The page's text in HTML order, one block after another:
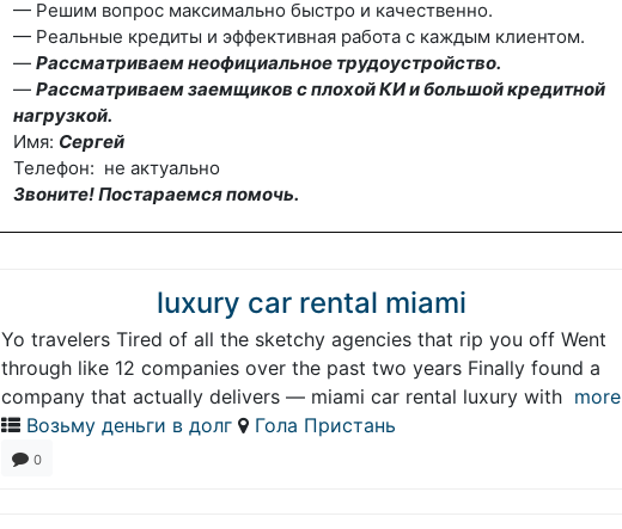
— Решим вопрос максимально быстро и качественно.
— Реальные кредиты и эффективная работа с каждым клиентом.
— Рассматриваем неофициальное трудоустройство.
— Рассматриваем заемщиков с плохой КИ и большой кредитной
нагрузкой.
Имя: Сергей
Телефон: не актуально
Звоните! Постараемся помочь.
luxury car rental miami
Yo travelers Tired of all the sketchy agencies that rip you off Went
through like 12 companies over the past two years Finally found a
company that actually delivers — miami car rental luxury with more
Возьму деньги в долг
Гола Пристань
0